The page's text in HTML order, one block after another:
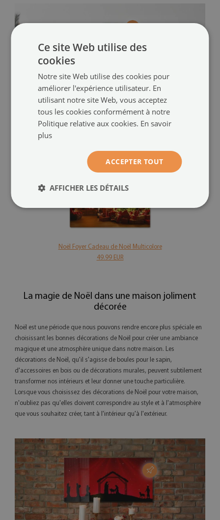
Noël Foyer Cadeau de Noël Multicolore
49.99 EUR
La magie de Noël dans une maison joliment
décorée
Noël est une période que nous pouvons rendre encore plus spéciale en
choisissant les bonnes décorations de Noël pour créer une ambiance
magique et une atmosphère unique dans notre maison. Les
décorations de Noël, qu'il s'agisse de boules pour le sapin,
d'accessoires en bois ou de décorations murales, peuvent subtilement
transformer nos intérieurs et leur donner une touche particulière.
Lorsque vous choisissez des décorations de Noël pour votre maison,
n'oubliez pas qu'elles doivent correspondre au style et à l'atmosphère
que vous souhaitez créer, tant à l'intérieur qu'à l'extérieur.
Ce site Web utilise des
cookies
Notre site Web utilise des cookies pour
améliorer l'expérience utilisateur. En
utilisant notre site Web, vous acceptez
tous les cookies conformément à notre
Politique relative aux cookies. En savoir
plus
ACCEPTER TOUT
AFFICHER LES DÉTAILS